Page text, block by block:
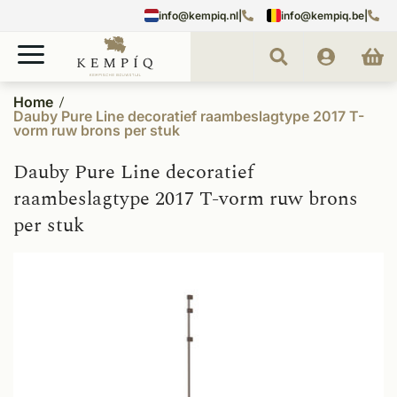
info@kempiq.nl info@kempiq.be
Home
Dauby Pure Line decoratief raambeslagtype 2017 T-
vorm ruw brons per stuk
Dauby Pure Line decoratief
raambeslagtype 2017 T-vorm ruw brons
per stuk